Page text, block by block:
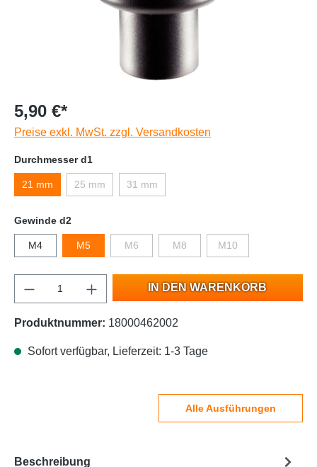
5,90 €*
Preise exkl. MwSt. zzgl. Versandkosten
Durchmesser d1
21 mm 25 mm 31 mm
Gewinde d2
M4 M5 M6 M8 M10
IN DEN WARENKORB
Produktnummer: 18000462002
Sofort verfügbar, Lieferzeit: 1-3 Tage
Alle Ausführungen
Beschreibung